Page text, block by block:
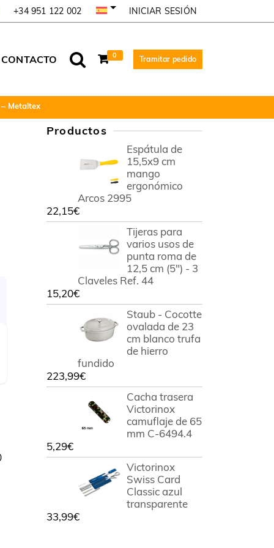
+34 951 122 002 INICIAR SESIÓN
CONTACTO 0 Tramitar pedido
Metaltex
Productos
Espátula de
15,5x9 cm
mango
ergonómico
Arcos 2995
22,15€
Tijeras para
varios usos de
punta roma de
12,5 cm (5") - 3
Claveles Ref. 44
15,20€
Staub - Cocotte
ovalada de 23
cm blanco trufa
de hierro
fundido
223,99€
Cacha trasera
Victorinox
camuflaje de 65
mm C-6494.4
5,29€
Victorinox
Swiss Card
Classic azul
transparente
33,99€